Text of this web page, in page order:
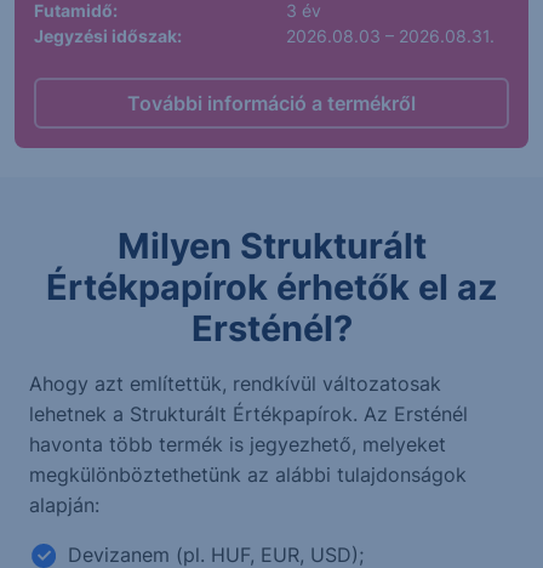
Futamidő:
3 év
Jegyzési időszak:
2026.08.03 – 2026.08.31.
További információ a termékről
Milyen Strukturált
Értékpapírok érhetők el az
Ersténél?
Ahogy azt említettük, rendkívül változatosak
lehetnek a Strukturált Értékpapírok. Az Ersténél
havonta több termék is jegyezhető, melyeket
megkülönböztethetünk az alábbi tulajdonságok
alapján:
Devizanem (pl. HUF, EUR, USD);